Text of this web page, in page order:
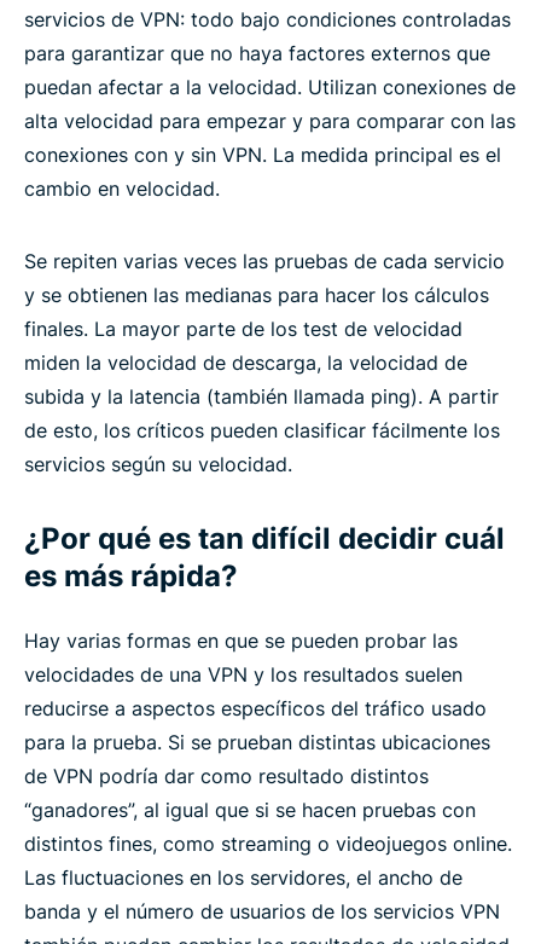
servicios de VPN: todo bajo condiciones controladas
para garantizar que no haya factores externos que
puedan afectar a la velocidad. Utilizan conexiones de
alta velocidad para empezar y para comparar con las
conexiones con y sin VPN. La medida principal es el
cambio en velocidad.
Se repiten varias veces las pruebas de cada servicio
y se obtienen las medianas para hacer los cálculos
finales. La mayor parte de los test de velocidad
miden la velocidad de descarga, la velocidad de
subida y la latencia (también llamada ping). A partir
de esto, los críticos pueden clasificar fácilmente los
servicios según su velocidad.
¿Por qué es tan difícil decidir cuál
es más rápida?
Hay varias formas en que se pueden probar las
velocidades de una VPN y los resultados suelen
reducirse a aspectos específicos del tráfico usado
para la prueba. Si se prueban distintas ubicaciones
de VPN podría dar como resultado distintos
“ganadores”, al igual que si se hacen pruebas con
distintos fines, como streaming o videojuegos online.
Las fluctuaciones en los servidores, el ancho de
banda y el número de usuarios de los servicios VPN